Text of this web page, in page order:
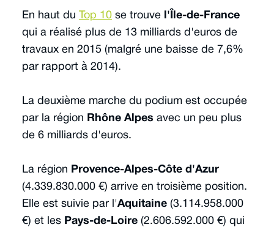
En haut du Top 10 se trouve
l'Île-de-France
qui a réalisé plus de 13 milliards d'euros de
travaux en 2015 (malgré une baisse de 7,6%
par rapport à 2014).
La deuxième marche du podium est occupée
par la région Rhône Alpes avec un peu plus
de 6 milliards d'euros.
La région Provence-Alpes-Côte d'Azur
(4.339.830.000 €) arrive en troisième position.
Elle est suivie par l'Aquitaine (3.114.958.000
€) et les Pays-de-Loire (2.606.592.000 €) qui